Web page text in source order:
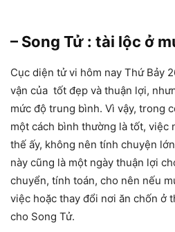
– Song Tử : tài lộc ở
Cục diện tử vi hôm nay Thứ Bảy
vận của tốt đẹp và thuận lợi,
mức độ trung bình. Vì vậy, trong
một cách bình thường là tốt, việc
thế ấy, không nên tính chuyện
này cũng là một ngày thuận lợi
chuyển, tính toán, cho nên nếu
việc hoặc thay đổi nơi ăn chốn ở
cho Song Tử.